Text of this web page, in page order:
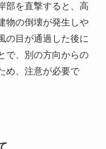
部を直撃すると、高
物の倒壊が発生しや
の目が通過した後に
で、別の方向からの
め、注意が必要で